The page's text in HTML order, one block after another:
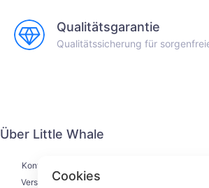
Qualitätsgarantie
Qualitätssicherung für
Über Little Whale
Kontaktiere uns
Versandprozess
Cookies